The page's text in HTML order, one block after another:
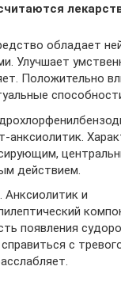
обладает
Улучшает
Положительно
анксиолитик.
действием.
Анксиолитик и
появления
с